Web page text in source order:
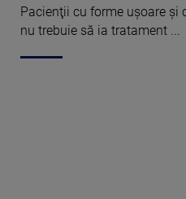
Pacienţii cu forme uşoare
nu trebuie să ia tratament ...